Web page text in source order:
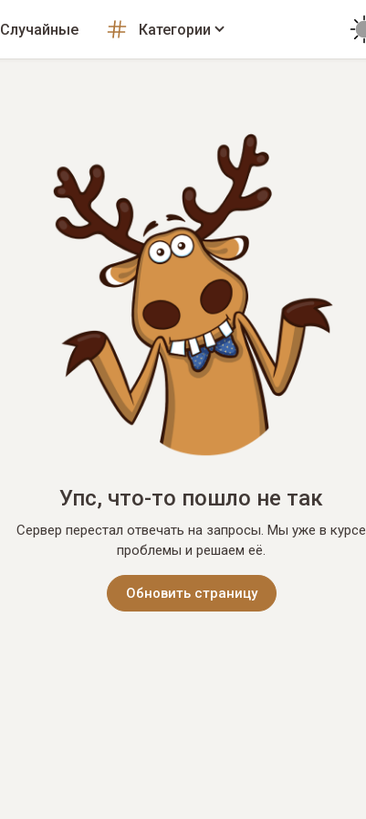
Случайные Категории
Упс, что-то пошло не так
Сервер перестал отвечать на запросы. Мы уже в курсе
проблемы и решаем её.
Обновить страницу